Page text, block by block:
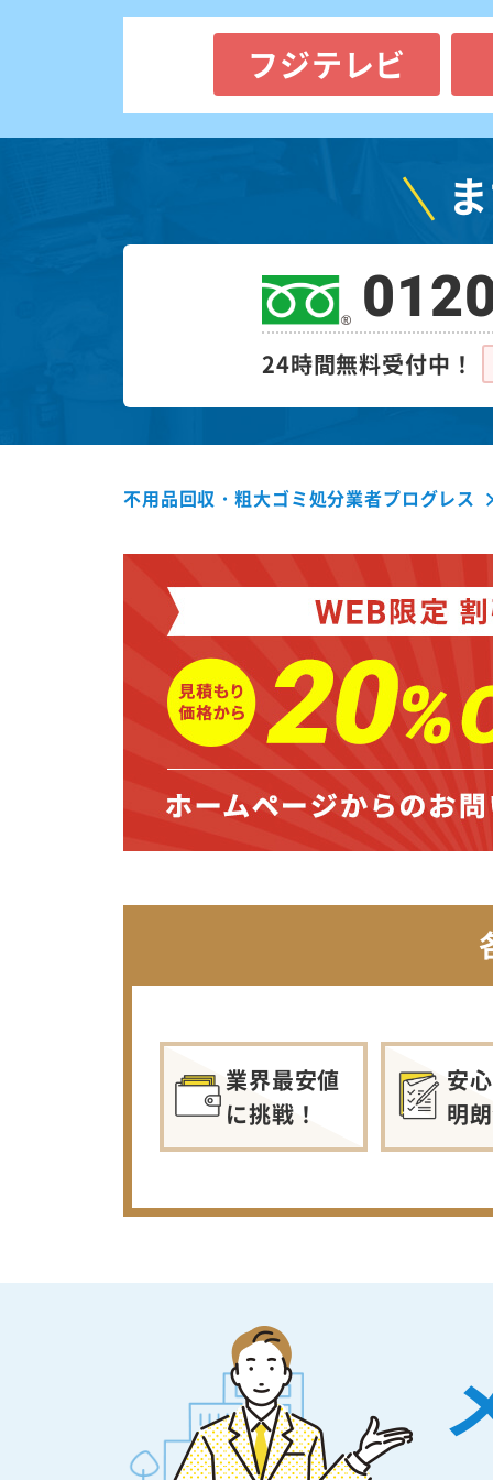
フジテレビ
24時間無料受付中！
不用品回収・粗大ゴミ処分業者プログレス
業界最安値
に挑戦！
安
明